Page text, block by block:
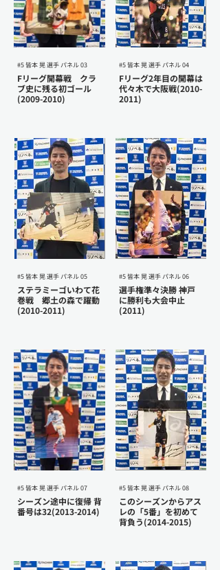
#5 皆本 晃 選手 パネル 03
Fリーグ開幕戦 クラ
ブ史に残る初ゴール
(2009-2010)
#5 皆本 晃 選手 パネル 04
Fリーグ2年目の開幕は
代々木で大阪戦(2010-
2011)
#5 皆本 晃 選手 パネル 05
ステラミーゴいわて花
巻戦 郷土の森で躍動
(2010-2011)
#5 皆本 晃 選手 パネル 06
選手権準々決勝 神戸
に勝利も大会中止
(2011)
#5 皆本 晃 選手 パネル 07
シーズン途中に復帰 背
番号は32(2013-2014)
#5 皆本 晃 選手 パネル 08
このシーズンからアス
レの「5番」を初めて
背負う(2014-2015)